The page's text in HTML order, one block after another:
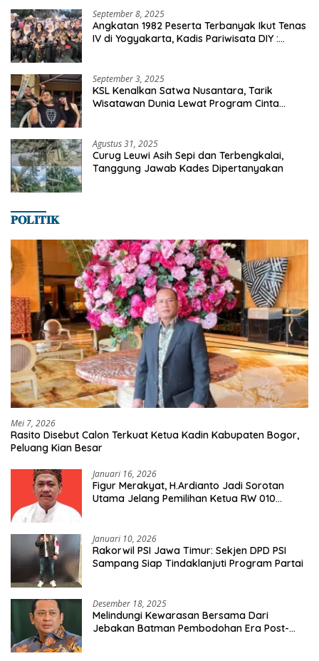
September 8, 2025
Angkatan 1982 Peserta Terbanyak Ikut Tenas
IV di Yogyakarta, Kadis Pariwisata DIY :
September 3, 2025
KSL Kenalkan Satwa Nusantara, Tarik
Wisatawan Dunia Lewat Program Cinta
Agustus 31, 2025
Curug Leuwi Asih Sepi dan Terbengkalai,
Tanggung Jawab Kades Dipertanyakan
𝐏𝐎𝐋𝐈𝐓𝐈𝐊
Mei 7, 2026
Rasito Disebut Calon Terkuat Ketua Kadin Kabupaten Bogor,
Peluang Kian Besar
Januari 16, 2026
Figur Merakyat, H.Ardianto Jadi Sorotan
Utama Jelang Pemilihan Ketua RW 010
Januari 10, 2026
Rakorwil PSI Jawa Timur: Sekjen DPD PSI
Sampang Siap Tindaklanjuti Program Partai
Desember 18, 2025
Melindungi Kewarasan Bersama Dari
Jebakan Batman Pembodohan Era Post-